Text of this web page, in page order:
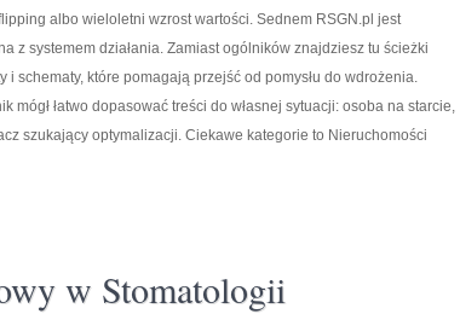
albo wieloletni wzrost wartości. Sednem RSGN.pl jest
z systemem działania. Zamiast ogólników znajdziesz tu ścieżki
i schematy, które pomagają przejść od pomysłu do wdrożenia.
łatwo dopasować treści do własnej sytuacji: osoba na starcie,
szukający optymalizacji. Ciekawe kategorie to Nieruchomości
w Stomatologii